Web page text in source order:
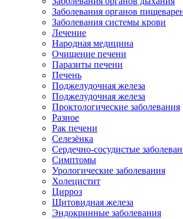
Заболевания органов
Заболевания системы крови
Лечение
Народная медицина
Очищение печени
Паразиты печени
Печень
Поджелудочная железа
Поджелудочная железа
Проктологические заболевания
Разное
Рак печени
Селезёнка
Сердечно-сосудистые
Симптомы
Урологические заболевания
Холецистит
Цирроз
Щитовидная железа
Эндокринные заболевания